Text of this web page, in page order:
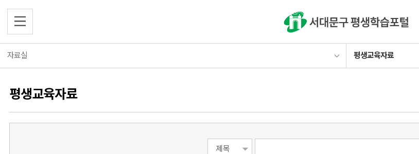
검색
소개
평생학습소개
이용안내
프로그램 목록
자료실
프로그램
평생교육자료
보도자료
평생교육자료
검색